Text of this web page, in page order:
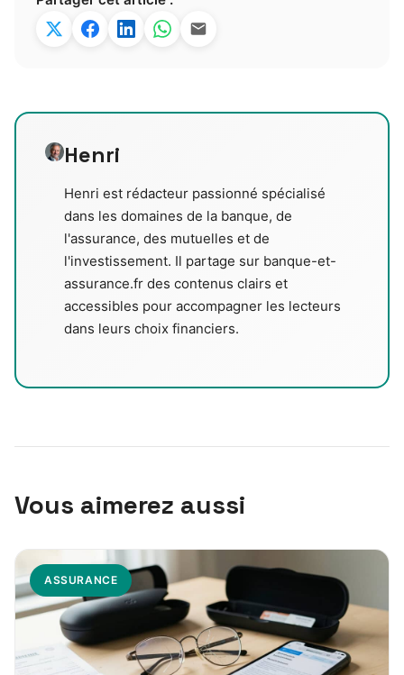
Henri
Henri est rédacteur passionné spécialisé
dans les domaines de la banque, de
l'assurance, des mutuelles et de
l'investissement. Il partage sur banque-et-
assurance.fr des contenus clairs et
accessibles pour accompagner les lecteurs
dans leurs choix financiers.
Vous aimerez aussi
ASSURANCE